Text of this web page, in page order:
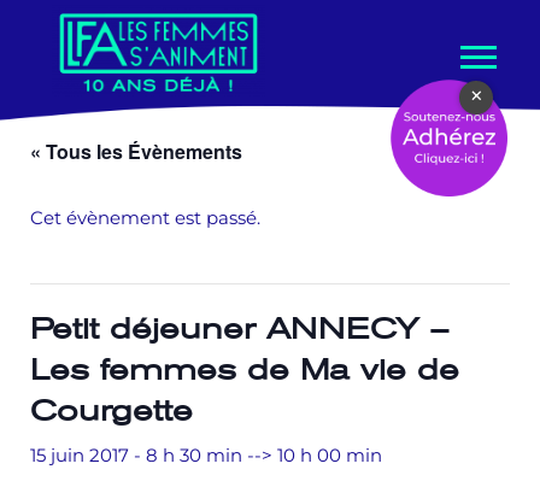
contenu
« Tous les Évènements
Cet évènement est passé.
Petit déjeuner ANNECY –
Les femmes de Ma vie de
Courgette
15 juin 2017 - 8 h 30 min --> 10 h 00 min
×